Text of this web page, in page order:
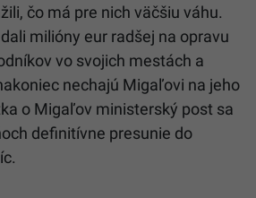
priamu politickú výzvu
predovšetkým
SD, ktorá ministra do politiky
sebe hovorí ako o strane
menovite apeloval na
Blcháča, Radomíra Barteka,